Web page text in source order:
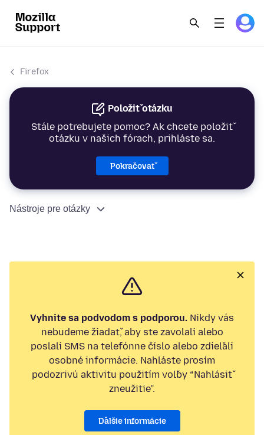
Firefox
Položiť otázku
Stále potrebujete pomoc? Ak chcete položiť
otázku v našich fórach, prihláste sa.
Pokračovať
Nástroje pre otázky
Vyhnite sa podvodom s podporou. Nikdy vás
nebudeme žiadať, aby ste zavolali alebo
poslali SMS na telefónne číslo alebo zdieľali
osobné informácie. Nahláste prosím
podozrivú aktivitu použitím voľby “Nahlásiť
zneužitie”.
Ďalšie informácie